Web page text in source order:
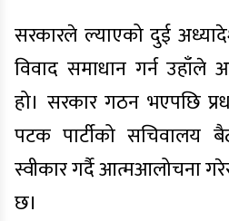
सरकारले ल्याएको दुई
विवाद समाधान गर्न उहाँले
हो। सरकार गठन भएपछि
पटक पार्टीको सचिवालय
स्वीकार गर्दै आत्मआलोचना
छ।